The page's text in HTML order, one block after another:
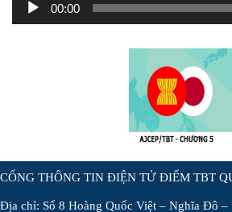
00:00
CỔNG THÔNG TIN ĐIỆN TỬ ĐIỂM TBT
Địa chỉ: Số 8 Hoàng Quốc Việt – Nghĩa Đô –